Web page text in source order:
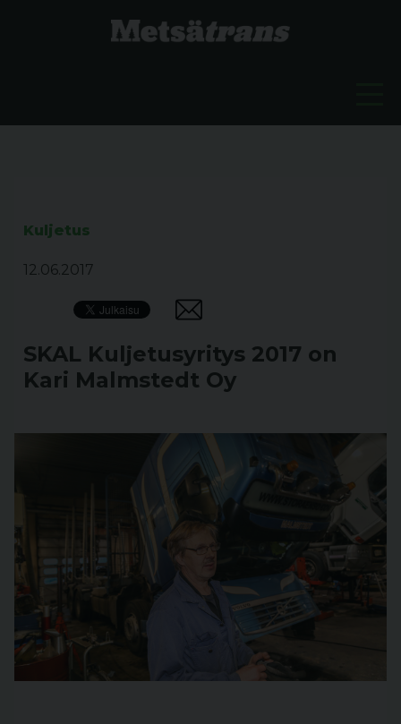
Kuljetus
12.06.2017
SKAL Kuljetusyritys 2017 on
Kari Malmstedt Oy